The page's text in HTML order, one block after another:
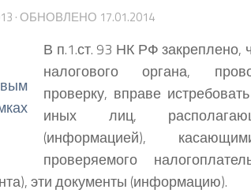
· ОБНОВЛЕНО 17.01.2014
В п.1.ст. 93 НК РФ закреплено,
налогового органа,
проверку, вправе
иных лиц,
(информацией),
проверяемого
эти документы (информацию).